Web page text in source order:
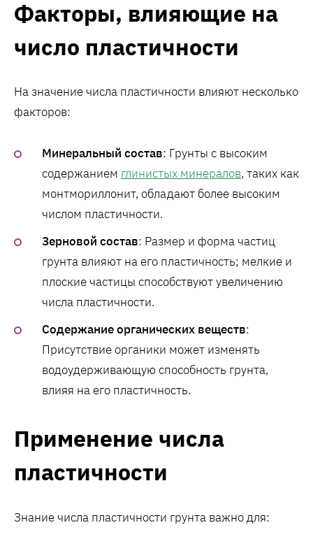
Факторы, влияющие на
число пластичности
На значение числа пластичности влияют несколько
факторов:
Минеральный состав: Грунты с высоким
содержанием глинистых минералов, таких как
монтмориллонит, обладают более высоким
числом пластичности.
Зерновой состав: Размер и форма частиц
грунта влияют на его пластичность; мелкие и
плоские частицы способствуют увеличению
числа пластичности.
Содержание органических веществ:
Присутствие органики может изменять
водоудерживающую способность грунта,
влияя на его пластичность.
Применение числа
пластичности
Знание числа пластичности грунта важно для: